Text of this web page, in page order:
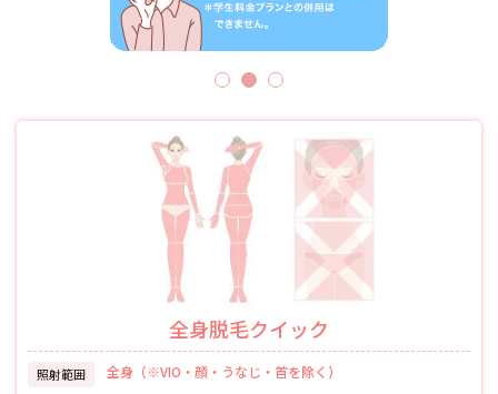
全身脱毛クイック
照射範囲 全身（※VIO・顔・うなじ・首を除く）